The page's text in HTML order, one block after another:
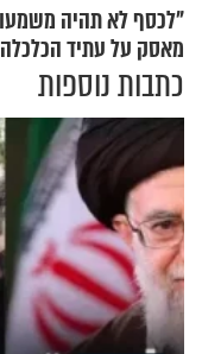
מאסק על עתיד הכלכלה
כתבות נוספות